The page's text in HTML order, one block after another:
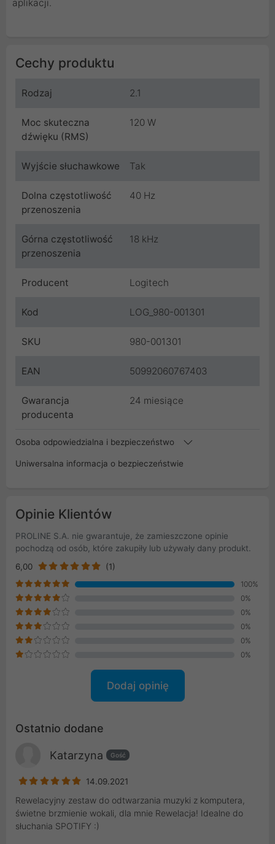
aplikacji.
Cechy produktu
Rodzaj 2.1
Moc skuteczna
dźwięku (RMS)
120 W
Wyjście słuchawkowe Tak
Dolna częstotliwość
przenoszenia
40 Hz
Górna częstotliwość
przenoszenia
18 kHz
Producent Logitech
Kod LOG_980-001301
SKU 980-001301
EAN 50992060767403
Gwarancja
producenta
24 miesiące
Osoba odpowiedzialna i bezpieczeństwo
Uniwersalna informacja o bezpieczeństwie
Opinie Klientów
PROLINE S.A. nie gwarantuje, że zamieszczone opinie
pochodzą od osób, które zakupiły lub używały dany produkt.
6,00
(1)
100%
0%
0%
0%
0%
0%
Dodaj opinię
Ostatnio dodane
Katarzyna Gość
14.09.2021
Rewelacyjny zestaw do odtwarzania muzyki z komputera,
świetne brzmienie wokali, dla mnie Rewelacja! Idealne do
słuchania SPOTIFY :)